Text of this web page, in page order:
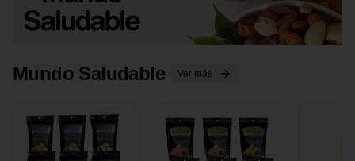
Mundo Saludable Ver más